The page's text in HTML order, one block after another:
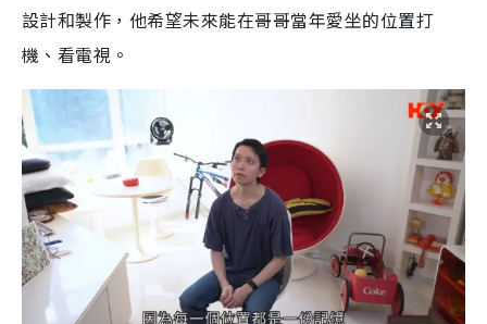
設計和製作，他希望未來能在哥哥當年愛坐的位置打
機、看電視。